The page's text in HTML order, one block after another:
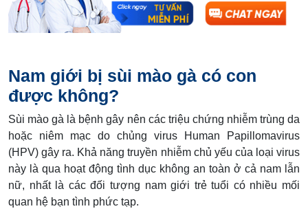
Nam giới bị sùi mào gà có con
được không?
Sùi mào gà là bệnh gây nên các triệu chứng nhiễm trùng da
hoặc niêm mạc do chủng virus Human Papillomavirus
(HPV) gây ra. Khả năng truyền nhiễm chủ yếu của loại virus
này là qua hoạt động tình dục không an toàn ở cả nam lẫn
nữ, nhất là các đối tượng nam giới trẻ tuổi có nhiều mối
quan hệ bạn tình phức tạp.